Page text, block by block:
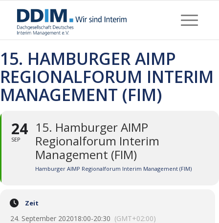
15. HAMBURGER AIMP
REGIONALFORUM INTERIM
MANAGEMENT (FIM)
24
SEP
15. Hamburger AIMP
Regionalforum Interim
Management (FIM)
Hamburger AIMP Regionalforum Interim Management (FIM)
Zeit
24. September 202018:00-20:30 (GMT+02:00)